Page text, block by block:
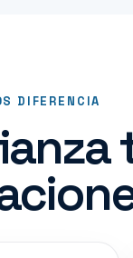
DIFERENCIA